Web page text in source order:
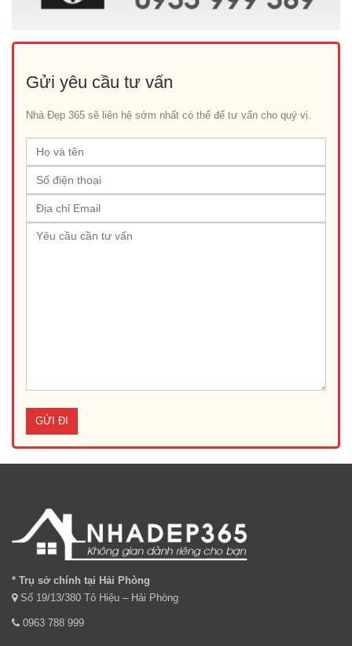
Gửi yêu cầu tư vấn
Nhà Đẹp 365 sẽ liên hệ sớm nhất có thể để tư vấn cho quý vị.
* Trụ sở chính tại Hải Phòng
Số 19/13/380 Tô Hiệu – Hải Phòng
0963 788 999